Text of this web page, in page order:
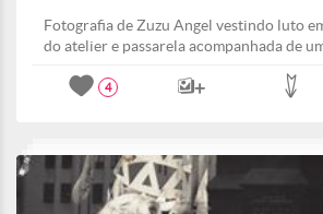
Fotografia de Zuzu Angel vestindo luto
do atelier e passarela acompanhada de
4